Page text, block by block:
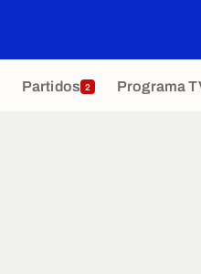
Partidos 2 Programa